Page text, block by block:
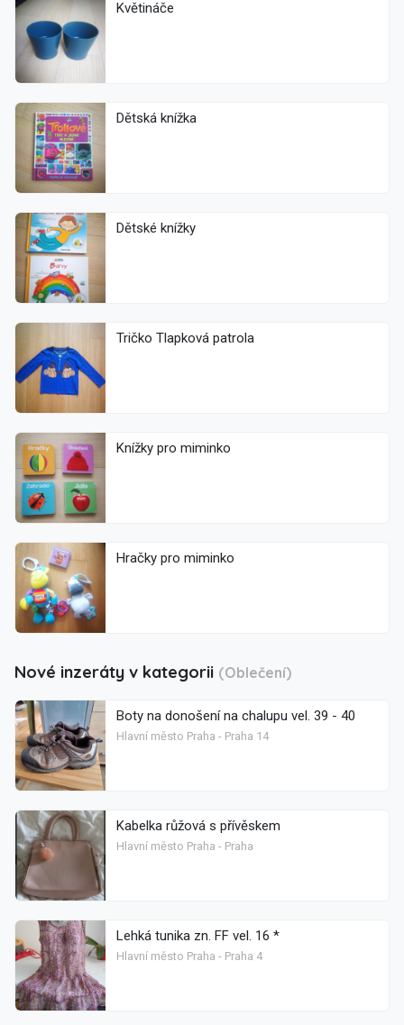
Květináče
Dětská knížka
Dětské knížky
Tričko Tlapková patrola
Knížky pro miminko
Hračky pro miminko
Nové inzeráty v kategorii (Oblečení)
Boty na donošení na chalupu vel. 39 - 40
Hlavní město Praha - Praha 14
Kabelka růžová s přívěskem
Hlavní město Praha - Praha
Lehká tunika zn. FF vel. 16 *
Hlavní město Praha - Praha 4